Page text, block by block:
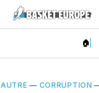
🏠
AUTRE — CORRUPTION